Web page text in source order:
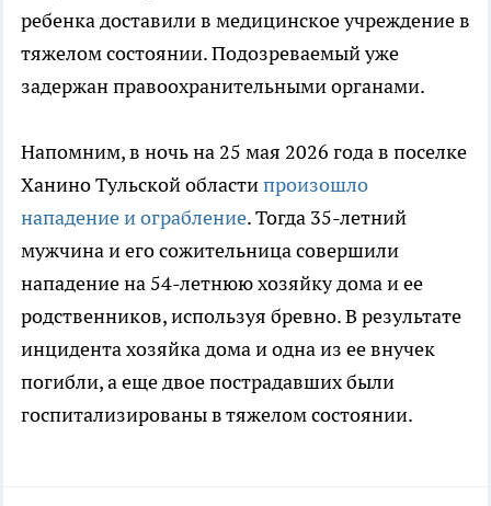
ребенка доставили в медицинское учреждение в
тяжелом состоянии. Подозреваемый уже
задержан правоохранительными органами.
Напомним, в ночь на 25 мая 2026 года в поселке
Ханино Тульской областипроизошло
нападение и ограбление. Тогда 35-летний
мужчина и его сожительница совершили
нападение на 54-летнюю хозяйку дома и ее
родственников, используя бревно. В результате
инцидента хозяйка дома и одна из ее внучек
погибли, а еще двое пострадавших были
госпитализированы в тяжелом состоянии.